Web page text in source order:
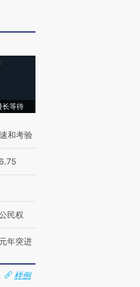
长等待
和考验
民权
年突进
样例